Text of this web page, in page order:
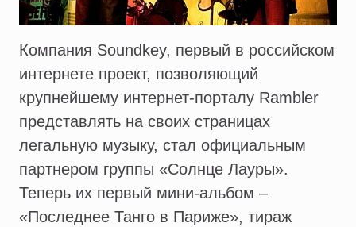
Компания Soundkey, первый в российском
интернете проект, позволяющий
крупнейшему интернет-порталу Rambler
представлять на своих страницах
легальную музыку, стал официальным
партнером группы «Солнце Лауры».
Теперь их первый мини-альбом –
«Последнее Танго в Париже», тираж